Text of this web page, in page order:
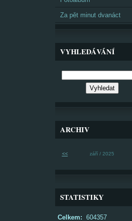
Za pět minut dvanáct
VYHLEDÁVÁNÍ
ARCHIV
<< září / 2025
STATISTIKY
Celkem: 604357